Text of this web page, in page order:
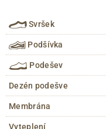
Svršek
Podšívka
Podešev
Dezén podešve
Membrána
Vyteplení